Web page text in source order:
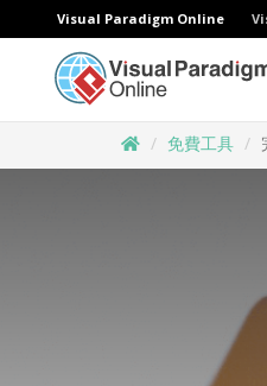
Visual Paradigm Online
免費工具